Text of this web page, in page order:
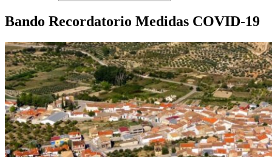
Bando Recordatorio Medidas COVID-19